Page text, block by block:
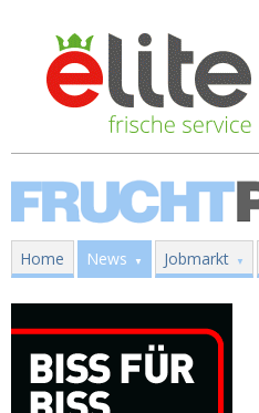
Home News Jobmarkt